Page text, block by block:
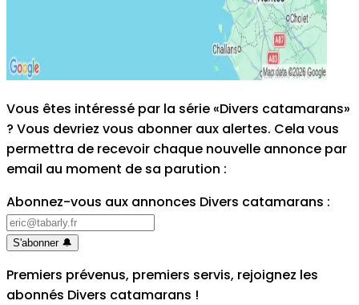
Vous êtes intéressé par la série «Divers catamarans»
? Vous devriez vous abonner aux alertes. Cela vous
permettra de recevoir chaque nouvelle annonce par
email au moment de sa parution :
Abonnez-vous aux annonces Divers catamarans :
S'abonner 🔔
Premiers prévenus, premiers servis, rejoignez les
abonnés Divers catamarans !